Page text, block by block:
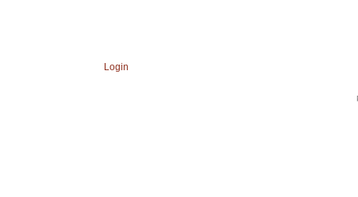
Login